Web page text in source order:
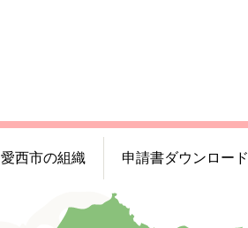
愛西市の組織 申請書ダウンロード